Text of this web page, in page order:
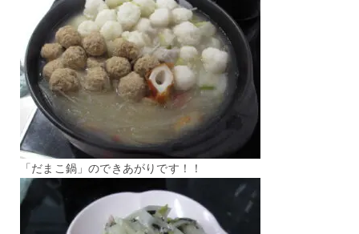
「だまこ鍋」のできあがりです！！